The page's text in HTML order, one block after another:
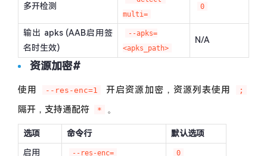
多开检测
multi=
0
输出 apks (AAB启用签
名时生效)
--apks=
<apks_path>
N/A
资源加密#
使用 --res-enc=1 开启资源加密，资源列表使用 ;
隔开，支持通配符 * 。
选项 命令行
默认选项
启用
--res-enc= 0